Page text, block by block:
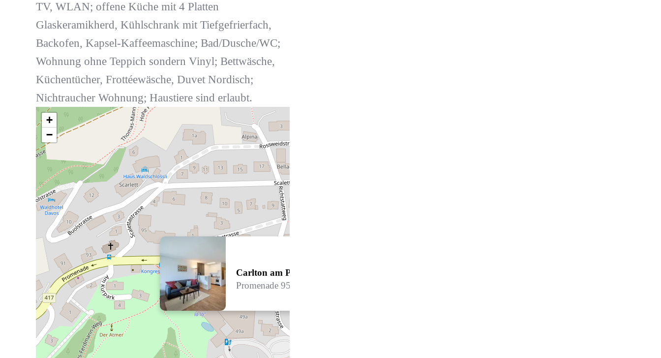
TV, WLAN; offene Küche mit 4 Platten
Glaskeramikherd, Kühlschrank mit Tiefgefrierfach,
Backofen, Kapsel-Kaffeemaschine; Bad/Dusche/WC;
Wohnung ohne Teppich sondern Vinyl; Bettwäsche,
Küchentücher, Frottéewäsche, Duvet Nordisch;
Nichtraucher Wohnung; Haustiere sind erlaubt.
Carlton am Park B35
Promenade 95, 7270 Davos Platz
+
−